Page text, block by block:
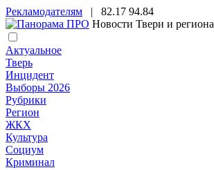
Рекламодателям | 82.17 94.84
Новости Твери и региона
Актуальное
Тверь
Инцидент
Выборы 2026
Рубрики
Регион
ЖКХ
Культура
Социум
Криминал